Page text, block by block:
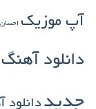
آپ موزیک
دانلود آهنگ
جدید دانلود